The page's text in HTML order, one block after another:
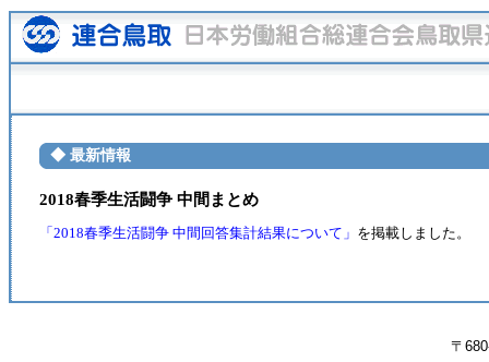
◆ 最新情報
2018春季生活闘争 中間まとめ
「2018春季生活闘争 中間回答集計結果について」 を掲載しました。
〒